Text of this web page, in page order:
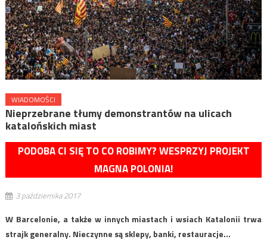
WIADOMOŚCI
Nieprzebrane tłumy demonstrantów na ulicach
katalońskich miast
PODOBA CI SIĘ TO CO ROBIMY? WESPRZYJ PROJEKT
MAGNA POLONIA!
3 października 2017
W Barcelonie, a także w innych miastach i wsiach Katalonii trwa
strajk generalny. Nieczynne są sklepy, banki, restauracje…